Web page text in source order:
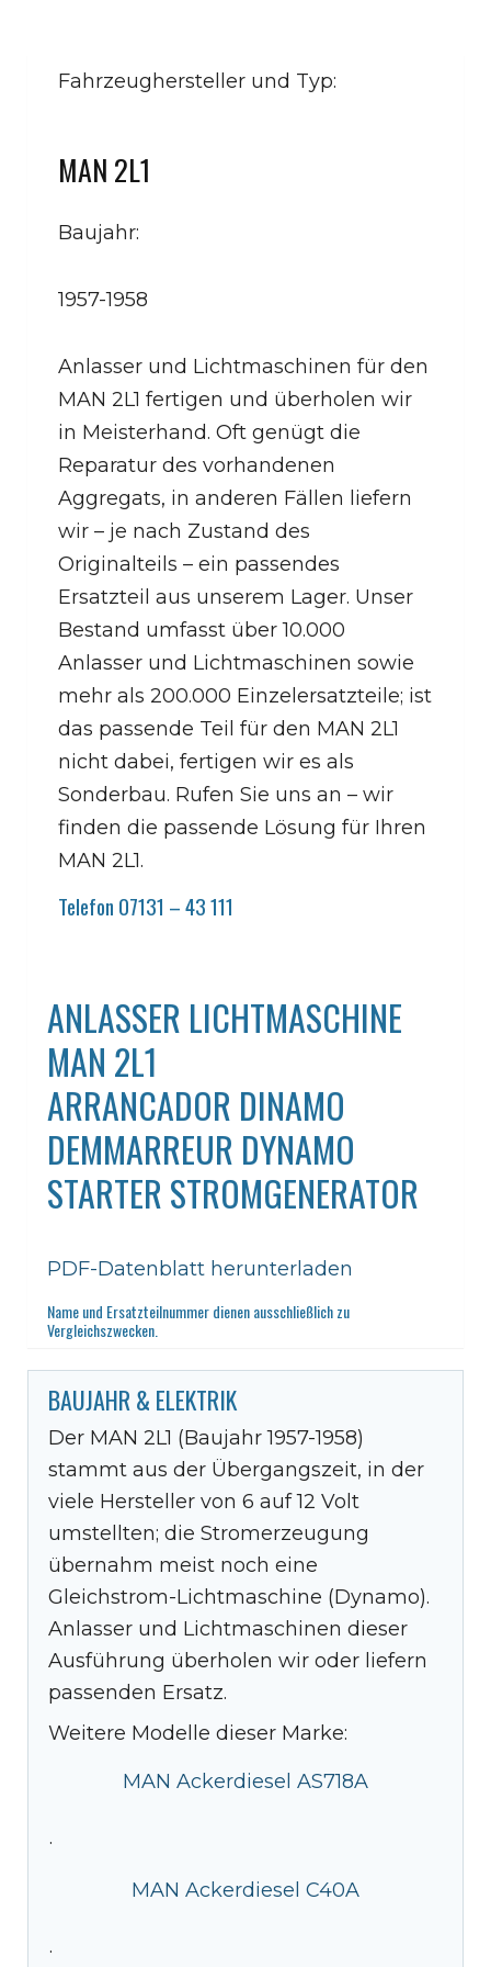
Fahrzeughersteller und Typ:
MAN 2L1
Baujahr:
1957-1958
Anlasser und Lichtmaschinen für den
MAN 2L1 fertigen und überholen wir
in Meisterhand. Oft genügt die
Reparatur des vorhandenen
Aggregats, in anderen Fällen liefern
wir – je nach Zustand des
Originalteils – ein passendes
Ersatzteil aus unserem Lager. Unser
Bestand umfasst über 10.000
Anlasser und Lichtmaschinen sowie
mehr als 200.000 Einzelersatzteile; ist
das passende Teil für den MAN 2L1
nicht dabei, fertigen wir es als
Sonderbau. Rufen Sie uns an – wir
finden die passende Lösung für Ihren
MAN 2L1.
Telefon 07131 – 43 111
ANLASSER LICHTMASCHINE
MAN 2L1
ARRANCADOR DINAMO
DEMMARREUR DYNAMO
STARTER STROMGENERATOR
PDF-Datenblatt herunterladen
Name und Ersatzteilnummer dienen ausschließlich zu
Vergleichszwecken.
BAUJAHR & ELEKTRIK
Der MAN 2L1 (Baujahr 1957-1958)
stammt aus der Übergangszeit, in der
viele Hersteller von 6 auf 12 Volt
umstellten; die Stromerzeugung
übernahm meist noch eine
Gleichstrom-Lichtmaschine (Dynamo).
Anlasser und Lichtmaschinen dieser
Ausführung überholen wir oder liefern
passenden Ersatz.
Weitere Modelle dieser Marke:
MAN Ackerdiesel AS718A
·
MAN Ackerdiesel C40A
·